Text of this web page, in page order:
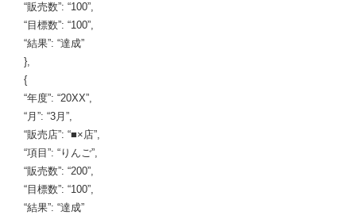
“販売数”: “100”,
“目標数”: “100”,
“結果”: “達成”
},
{
“年度”: “20XX”,
“月”: “3月”,
“販売店”: “■×店”,
“項目”: “りんご”,
“販売数”: “200”,
“目標数”: “100”,
“結果”: “達成”